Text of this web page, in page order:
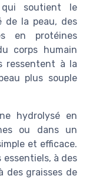
qui soutient le
de la peau, des
en protéines
corps humain
ressentent à la
plus souple
hydrolysé en
ou dans un
et efficace.
essentiels, à des
des graisses de